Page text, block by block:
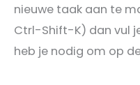
nieuwe taak aan te
Ctrl-Shift-K) dan vul
heb je nodig om op